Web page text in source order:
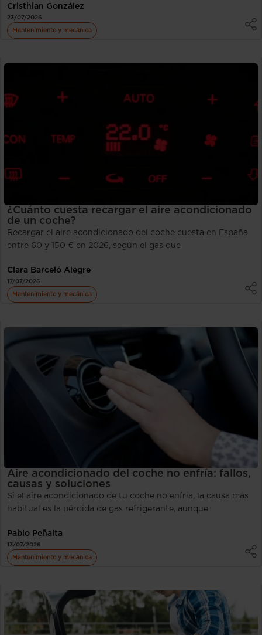
Cristhian González
23/07/2026
Mantenimiento y mecánica
¿Cuánto cuesta recargar el aire acondicionado
de un coche?
Recargar el aire acondicionado del coche cuesta en España
entre 60 y 150 € en 2026, según el gas que
Clara Barceló Alegre
17/07/2026
Mantenimiento y mecánica
Aire acondicionado del coche no enfría: fallos,
causas y soluciones
Si el aire acondicionado de tu coche no enfría, la causa más
habitual es la pérdida de gas refrigerante, aunque
Pablo Peñalta
13/07/2026
Mantenimiento y mecánica